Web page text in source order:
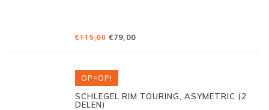
€115,00 €79,00
OP=OP!
SCHLEGEL RIM TOURING, ASYMETRIC (2
DELEN)